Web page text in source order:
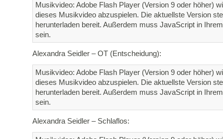
Musikvideo: Adobe Flash Player (Version 9 oder höher)
dieses Musikvideo abzuspielen. Die aktuellste Version
herunterladen bereit. Außerdem muss JavaScript in
sein.
Alexandra Seidler – OT (Entscheidung):
Musikvideo: Adobe Flash Player (Version 9 oder höher)
dieses Musikvideo abzuspielen. Die aktuellste Version
herunterladen bereit. Außerdem muss JavaScript in
sein.
Alexandra Seidler – Schlaflos: